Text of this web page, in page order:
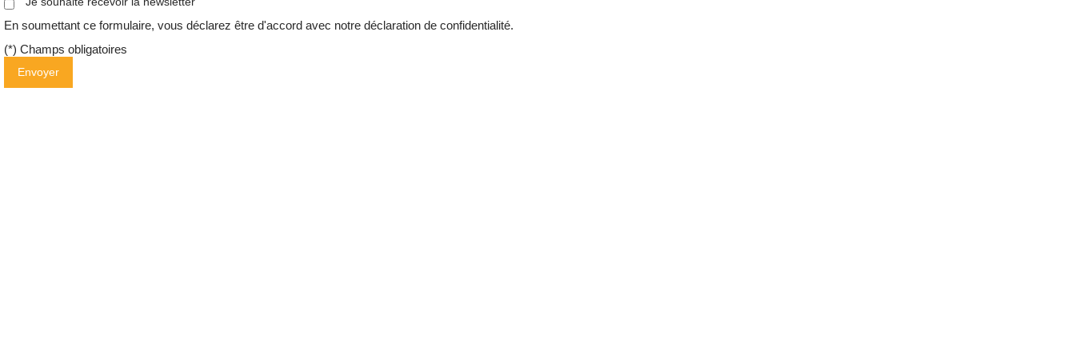
En soumettant ce formulaire, vous déclarez être d'accord avec notre déclaration de confidentialité.
(*) Champs obligatoires
Envoyer